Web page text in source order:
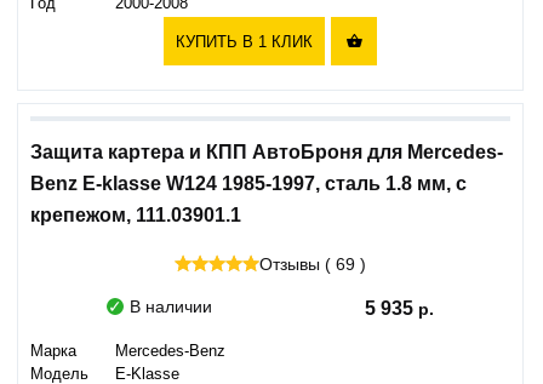
Год
2000-2008
КУПИТЬ В 1 КЛИК 
Защита картера и КПП АвтоБроня для Mercedes-
Benz E-klasse W124 1985-1997, сталь 1.8 мм, с
крепежом, 111.03901.1
Отзывы ( 69 )
В наличии 5 935
Марка
Mercedes-Benz
Модель
E-Klasse